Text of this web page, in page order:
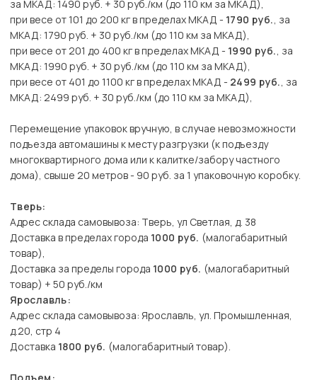
за МКАД: 1490 руб. + 30 руб./км (до 110 км за МКАД),
при весе от 101 до 200 кг в пределах МКАД - 1790 руб., за
МКАД: 1790 руб. + 30 руб./км (до 110 км за МКАД),
при весе от 201 до 400 кг в пределах МКАД - 1990 руб., за
МКАД: 1990 руб. + 30 руб./км (до 110 км за МКАД),
при весе от 401 до 1100 кг в пределах МКАД - 2499 руб., за
МКАД: 2499 руб. + 30 руб./км (до 110 км за МКАД),
Перемещение упаковок вручную, в случае невозможности
подъезда автомашины к месту разгрузки (к подъезду
многоквартирного дома или к калитке/забору частного
дома), свыше 20 метров - 90 руб. за 1 упаковочную коробку.
Тверь:
Адрес склада самовывоза: Тверь, ул Светлая, д. 38
Доставка в пределах города 1000 руб. (малогабаритный
товар),
Доставка за пределы города 1000 руб. (малогабаритный
товар) + 50 руб./км
Ярославль:
Адрес склада самовывоза: Ярославль, ул. Промышленная,
д.20, стр 4
Доставка 1800 руб. (малогабаритный товар).